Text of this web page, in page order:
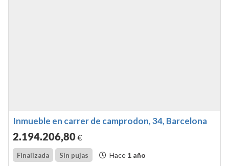
Inmueble en carrer de camprodon, 34, Barcelona
2.194.206,80€
Finalizada Sin pujas Hace 1 año